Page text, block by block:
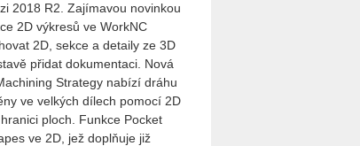
2018 R2. Zajímavou novinkou
2D výkresů ve WorkNC
2D, sekce a detaily ze 3D
přidat dokumentaci. Nová
Strategy nabízí dráhu
ve velkých dílech pomocí 2D
ploch. Funkce Pocket
ve 2D, jež doplňuje již